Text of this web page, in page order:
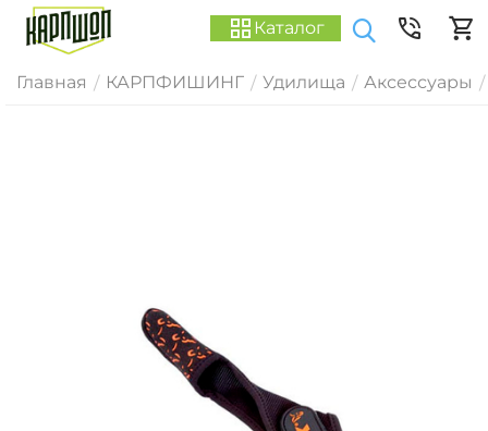
Каталог
Главная / КАРПФИШИНГ / Удилища / Аксессуары /